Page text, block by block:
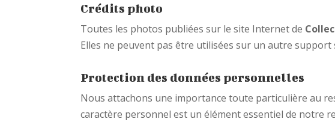
Crédits photo
Toutes les photos publiées sur le site Internet de
Elles ne peuvent pas être utilisées sur un autre
Protection des données personnelles
Nous attachons une importance toute particulière au
caractère personnel est un élément essentiel de notre